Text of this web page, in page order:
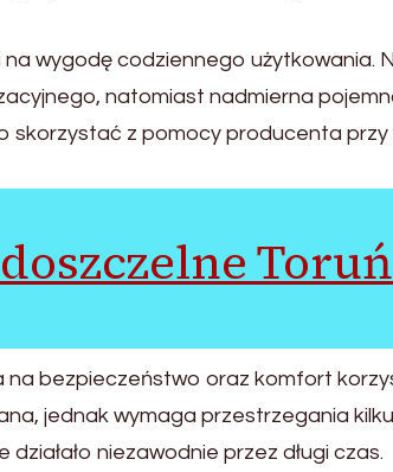
na wygodę codziennego użytkowania.
natomiast nadmierna
skorzystać z pomocy producenta
Toruń
na bezpieczeństwo oraz komfort
jednak wymaga przestrzegania
niezawodnie przez długi czas.